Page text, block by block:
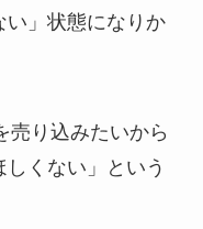
い」状態になりか
売り込みたいから
くない」という